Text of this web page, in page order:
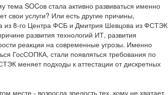
SOCов стала активно развиваться именно
свои услуги? Или есть другие причины,
из 8-го Центра ФСБ и Дмитрия Шевцова из ФСТЭК
развития технологий ИТ, развития
реакции на современные угрозы. Именно
ГосСОПКА, стали появляться требования по
меняет подходы к аттестации от дискретных
месте - возросла зрелость тех, кому не хватает